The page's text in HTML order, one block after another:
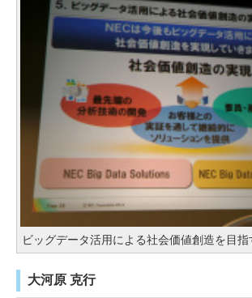
ビッグデータ活用による社会価値創造を目指
大河原 克行